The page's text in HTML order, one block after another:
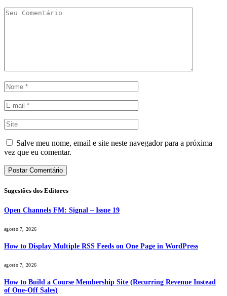
Salve meu nome, email e site neste navegador para a próxima
vez que eu comentar.
Sugestões dos Editores
Open Channels FM: Signal – Issue 19
agosto 7, 2026
How to Display Multiple RSS Feeds on One Page in WordPress
agosto 7, 2026
How to Build a Course Membership Site (Recurring Revenue Instead
of One-Off Sales)